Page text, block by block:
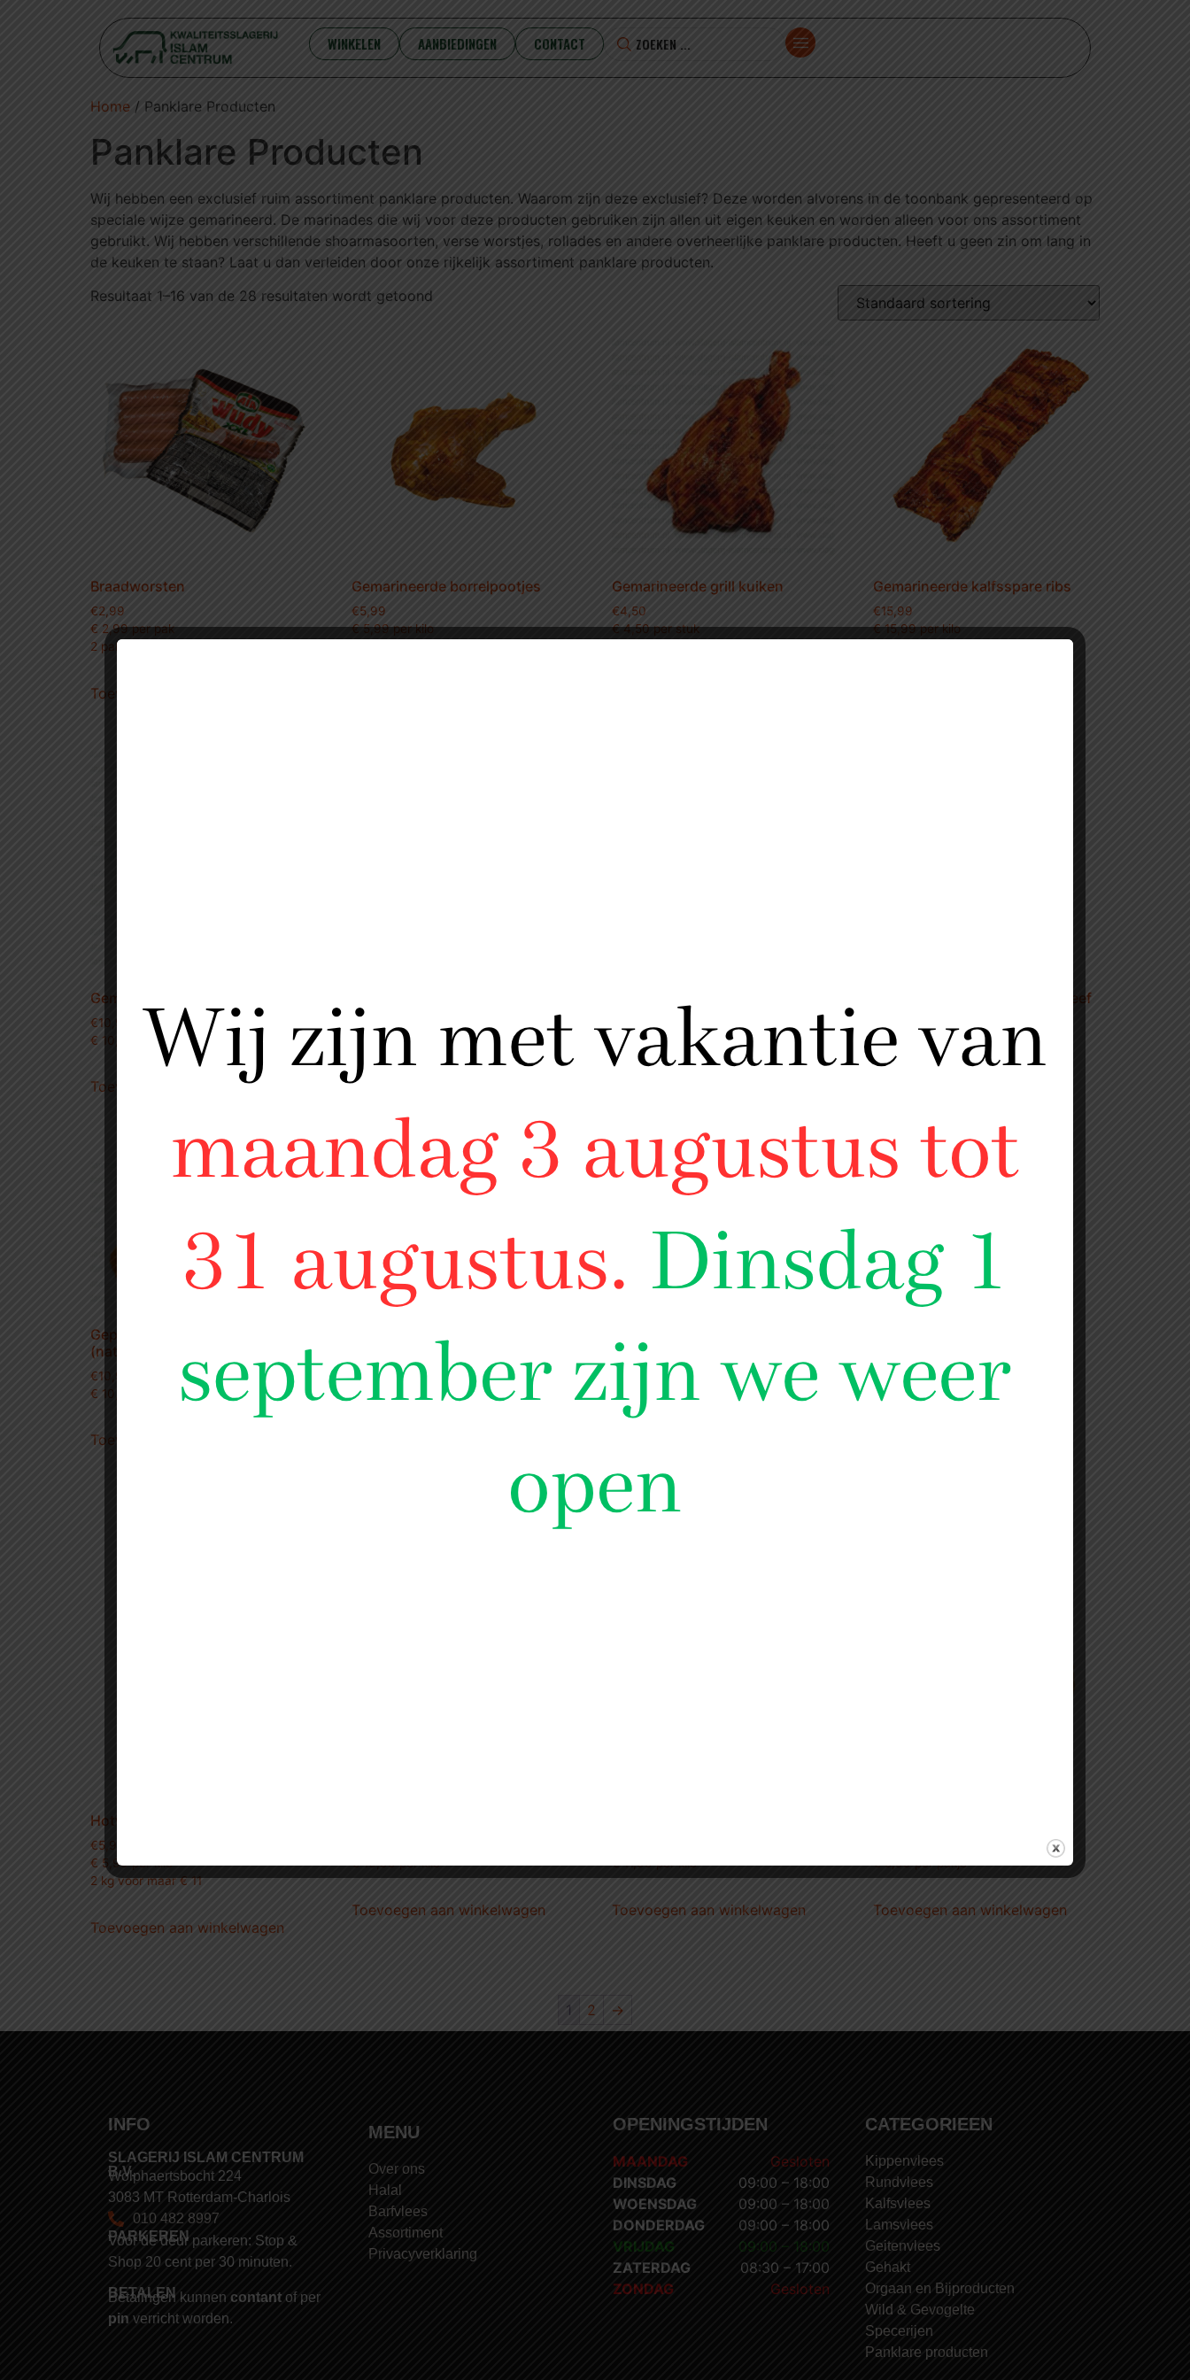
WINKELEN AANBIEDINGEN CONTACT
Home / Panklare Producten
Panklare Producten
Wij hebben een exclusief ruim assortiment panklare producten. Waarom zijn deze exclusief? Deze worden alvorens in de toonbank gepresenteerd op
speciale wijze gemarineerd. De marinades die wij voor deze producten gebruiken zijn allen uit eigen keuken en worden alleen voor ons assortiment
gebruikt. Wij hebben verschillende shoarmasoorten, verse worstjes, rollades en andere overheerlijke panklare producten. Heeft u geen zin om lang in
de keuken te staan? Laat u dan verleiden door onze rijkelijk assortiment panklare producten.
Resultaat 1–16 van de 28 resultaten wordt getoond
Braadworsten
€2,99
€ 2,99 per pak
2 pakken voor maar € 5.-
Toevoegen aan winkelwagen
Gemarineerde borrelpootjes
€5,99
€ 5,99 per kilo
Gemarineerde grill kuiken
€4,50
€ 4,50 per stuk
Gemarineerde kalfsspare ribs
€15,99
€ 15,99 per kilo
Gemarineerde kipsaté
€10,99
€ 10,99 per kilo
Toevoegen aan winkelwagen
€ 19,99 per kilo
€ 18,99 per kilo
Gemarineerde tendersteak (beef
€
16,99
€16,99 per kilo
Gepaneerde kipschnitzels
(naturel)
€10,99
€ 10,99 per kilo
Toevoegen aan winkelwagen
Toevoegen aan winkelwagen
Grillworst kip pittig
Toevoegen aan winkelwagen
Hotwings
€5,99
€ 5,99 per kilo
2 kg voor maar € 11
Toevoegen aan winkelwagen
€ 16,99 per kilo
Toevoegen aan winkelwagen
€ 11,99 per kilo
Toevoegen aan winkelwagen
€ 5,99 per pakje
Toevoegen aan winkelwagen
1 2 →
INFO
SLAGERIJ ISLAM CENTRUM
B.V.
Wolphaertsbocht 224
3083 MT Rotterdam-Charlois
010 482 8997
PARKEREN
Voor de deur parkeren: Stop &
Shop 20 cent per 30 minuten.
BETALEN
Betalingen kunnen contant of per
pin verricht worden.
MENU
Over ons
Halal
Barfvlees
Assortiment
Privacyverklaring
OPENINGSTIJDEN
MAANDAG
Gesloten
DINSDAG
09:00 – 18:00
WOENSDAG
09:00 – 18:00
DONDERDAG
09:00 – 18:00
VRIJDAG
09:00 – 18:00
ZATERDAG
08:30 – 17:00
ZONDAG
Gesloten
CATEGORIEEN
Kippenvlees
Rundvlees
Kalfsvlees
Lamsvlees
Geitenvlees
Gehakt
Orgaan en Bijproducten
Wild & Gevogelte
Specerijen
Panklare producten